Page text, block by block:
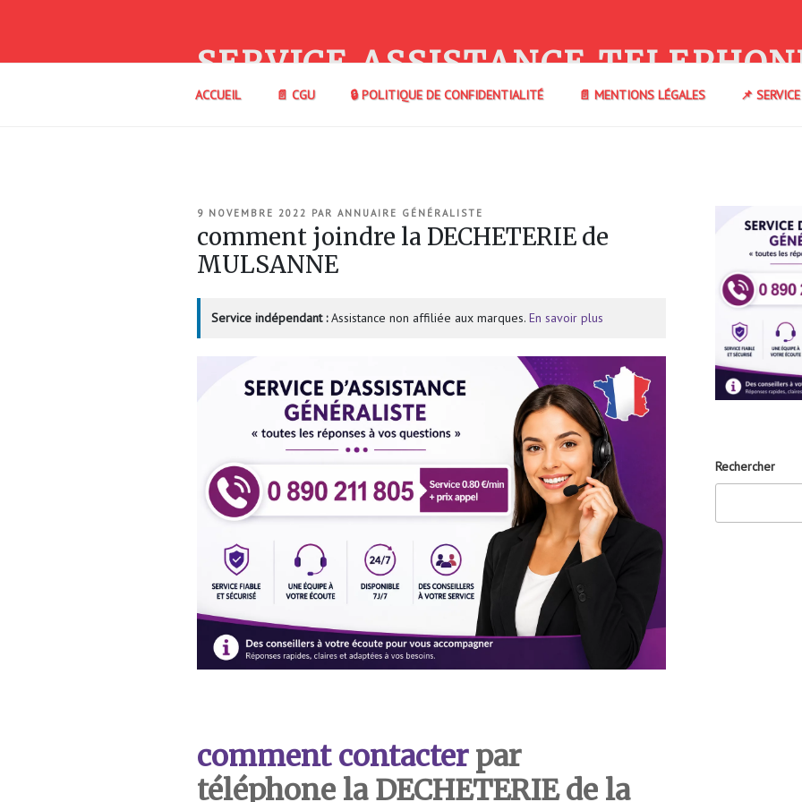
SERVICE ASSISTANCE
ACCUEIL 📄 CGU 🔒 POLITIQUE DE CONFIDENTIALITÉ 📄 MENTIONS LÉGALES 📌
PUBLIÉ
9 NOVEMBRE 2022 PAR ANNUAIRE GÉNÉRALISTE
comment joindre la DECHETERIE de
MULSANNE
Service indépendant :Assistance non affiliée aux marques. En savoir plus
comment contacterpar
téléphone la DECHETERIE de la
Rechercher